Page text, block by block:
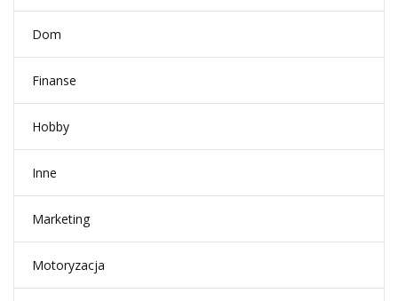
Dom
Finanse
Hobby
Inne
Marketing
Motoryzacja